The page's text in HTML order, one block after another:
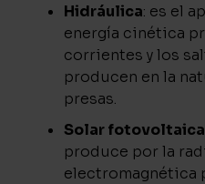
Hidráulica: es el
energía cinética
corrientes y los
producen en la
presas.
Solar fotovoltaica
produce por la
electromagnética